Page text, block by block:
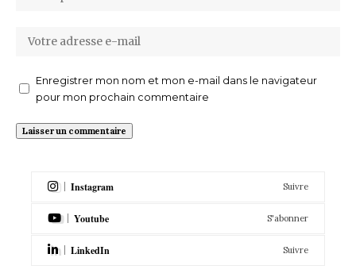
Enregistrer mon nom et mon e-mail dans le navigateur
pour mon prochain commentaire
Instagram Suivre
Youtube S'abonner
LinkedIn Suivre